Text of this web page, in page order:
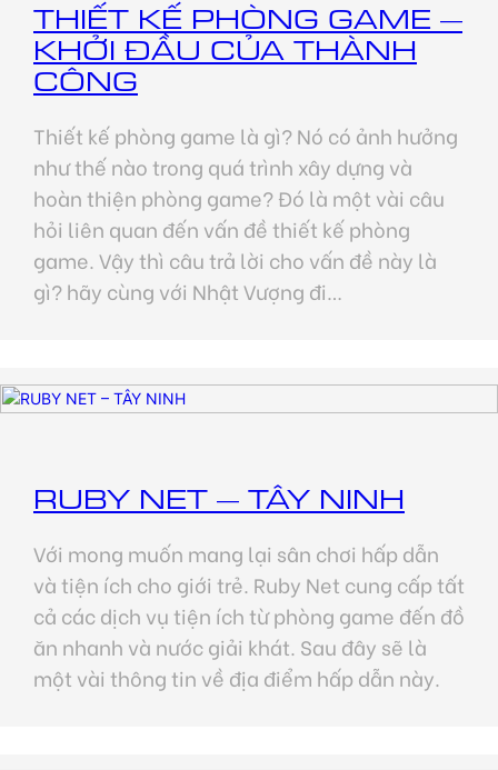
THIẾT KẾ PHÒNG GAME –
KHỞI ĐẦU CỦA THÀNH
CÔNG
Thiết kế phòng game là gì? Nó có ảnh hưởng
như thế nào trong quá trình xây dựng và
hoàn thiện phòng game? Đó là một vài câu
hỏi liên quan đến vấn đề thiết kế phòng
game. Vậy thì câu trả lời cho vấn đề này là
gì? hãy cùng với Nhật Vượng đi…
RUBY NET – TÂY NINH
Với mong muốn mang lại sân chơi hấp dẫn
và tiện ích cho giới trẻ. Ruby Net cung cấp tất
cả các dịch vụ tiện ích từ phòng game đến đồ
ăn nhanh và nước giải khát. Sau đây sẽ là
một vài thông tin về địa điểm hấp dẫn này.